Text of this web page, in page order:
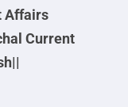
Affairs
Current
||